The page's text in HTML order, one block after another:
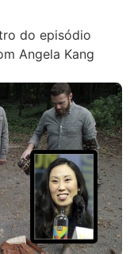
do episódio
Angela Kang